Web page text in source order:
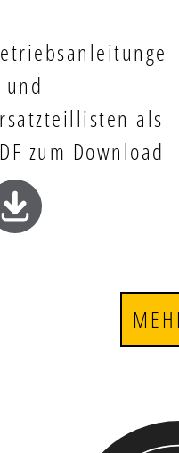
und
als
zum Download